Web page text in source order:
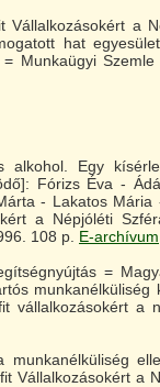
Vállalkozásokért a
hat
= Munkaügyi
alkohol. Egy
Fórizs Éva -
- Lakatos Mária
a Népjóléti
108 p. E-archívum
=
munkanélküliség
vállalkozásokért a
munkanélküliség
Vállalkozásokért a